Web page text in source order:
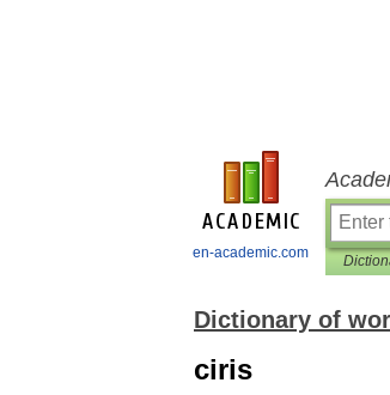
en-academic.com
Dictionary of
ciris